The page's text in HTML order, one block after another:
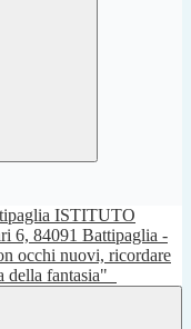
ISTITUTO
6, 84091 Battipaglia -
occhi nuovi, ricordare
della fantasia"